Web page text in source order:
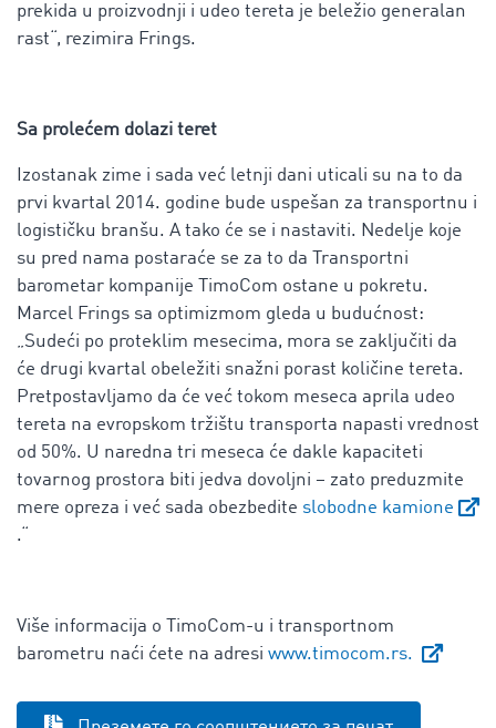
prekida u proizvodnji i udeo tereta je beležio generalan
rast“, rezimira Frings.
Sa prolećem dolazi teret
Izostanak zime i sada već letnji dani uticali su na to da
prvi kvartal 2014. godine bude uspešan za transportnu i
logističku branšu. A tako će se i nastaviti. Nedelje koje
su pred nama postaraće se za to da Transportni
barometar kompanije TimoCom ostane u pokretu.
Marcel Frings sa optimizmom gleda u budućnost:
„Sudeći po proteklim mesecima, mora se zaključiti da
će drugi kvartal obeležiti snažni porast količine tereta.
Pretpostavljamo da će već tokom meseca aprila udeo
tereta na evropskom tržištu transporta napasti vrednost
od 50%. U naredna tri meseca će dakle kapaciteti
tovarnog prostora biti jedva dovoljni – zato preduzmite
mere opreza i već sada obezbedite slobodne kamione
.“
Više informacija o TimoCom-u i transportnom
barometru naći ćete na adresi www.timocom.rs.